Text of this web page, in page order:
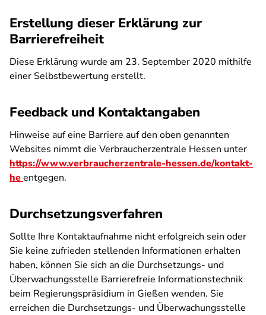
Erstellung dieser Erklärung zur
Barrierefreiheit
Diese Erklärung wurde am 23. September 2020 mithilfe
einer Selbstbewertung erstellt.
Feedback und Kontaktangaben
Hinweise auf eine Barriere auf den oben genannten
Websites nimmt die Verbraucherzentrale Hessen unter
https://www.verbraucherzentrale-hessen.de/kontakt-
heentgegen.
Durchsetzungsverfahren
Sollte Ihre Kontaktaufnahme nicht erfolgreich sein oder
Sie keine zufrieden stellenden Informationen erhalten
haben, können Sie sich an die Durchsetzungs- und
Überwachungsstelle Barrierefreie Informationstechnik
beim Regierungspräsidium in Gießen wenden. Sie
erreichen die Durchsetzungs- und Überwachungsstelle